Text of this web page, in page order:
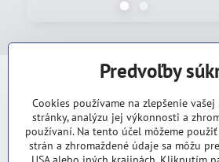
Predvoľby
Cookies používame na zlepšenie
stránky, analýzu jej výkonnosti a
používaní. Na tento účel môžeme
strán a zhromaždené údaje sa môžu